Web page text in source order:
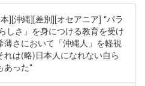
][沖縄][差別][オセアニア] "パラ
しさ」を身につける教育を受け
さにおいて「沖縄人」を軽視
は(略)日本人になれない自ら
あった"